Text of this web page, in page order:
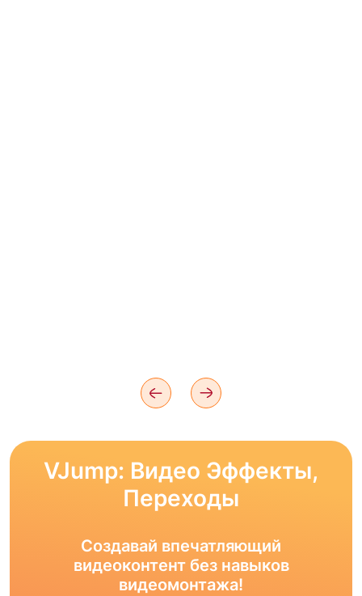
VJump: Видео Эффекты,
Переходы
Создавай впечатляющий
видеоконтент без навыков
видеомонтажа!